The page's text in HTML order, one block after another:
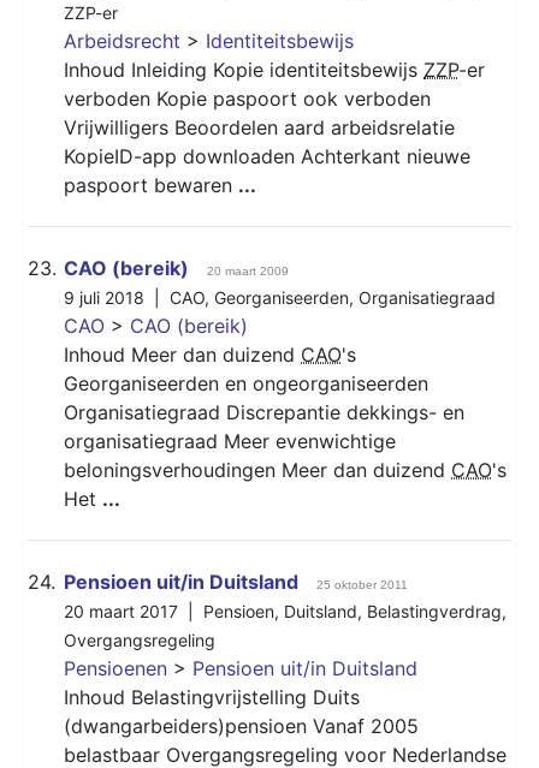
ZZP-er
Arbeidsrecht > Identiteitsbewijs
Inhoud Inleiding Kopie identiteitsbewijs ZZP-er
verboden Kopie paspoort ook verboden
Vrijwilligers Beoordelen aard arbeidsrelatie
KopieID-app downloaden Achterkant nieuwe
paspoort bewaren ...
23. CAO (bereik) 20 maart 2009
9 juli 2018 | CAO, Georganiseerden, Organisatiegraad
CAO > CAO (bereik)
Inhoud Meer dan duizend CAO's
Georganiseerden en ongeorganiseerden
Organisatiegraad Discrepantie dekkings- en
organisatiegraad Meer evenwichtige
beloningsverhoudingen Meer dan duizend CAO's
Het ...
24. Pensioen uit/in Duitsland 25 oktober 2011
20 maart 2017 | Pensioen, Duitsland, Belastingverdrag,
Overgangsregeling
Pensioenen > Pensioen uit/in Duitsland
Inhoud Belastingvrijstelling Duits
(dwangarbeiders)pensioen Vanaf 2005
belastbaar Overgangsregeling voor Nederlandse